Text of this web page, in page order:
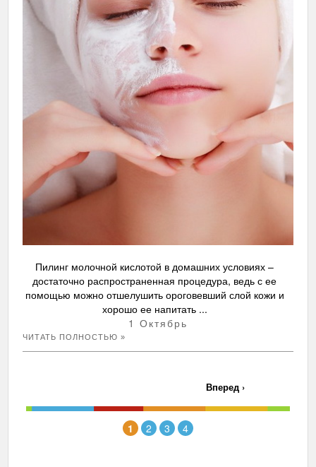
Пилинг молочной кислотой в домашних условиях –
достаточно распространенная процедура, ведь с ее
помощью можно отшелушить ороговевший слой кожи и
хорошо ее напитать ...
1 Октябрь
ЧИТАТЬ ПОЛНОСТЬЮ »
Вперед ›
1 2 3 4